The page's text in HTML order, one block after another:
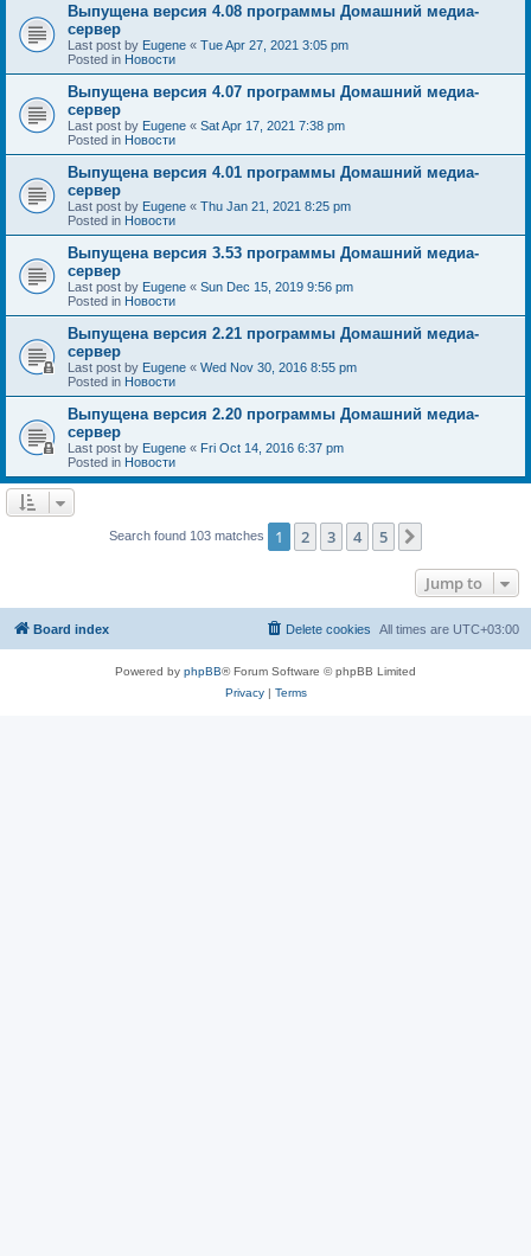
Выпущена версия 4.08 программы Домашний медиа-
сервер
Last post by Eugene « Tue Apr 27, 2021 3:05 pm
Posted in Новости
Выпущена версия 4.07 программы Домашний медиа-
сервер
Last post by Eugene « Sat Apr 17, 2021 7:38 pm
Posted in Новости
Выпущена версия 4.01 программы Домашний медиа-
сервер
Last post by Eugene « Thu Jan 21, 2021 8:25 pm
Posted in Новости
Выпущена версия 3.53 программы Домашний медиа-
сервер
Last post by Eugene « Sun Dec 15, 2019 9:56 pm
Posted in Новости
Выпущена версия 2.21 программы Домашний медиа-
сервер
Last post by Eugene « Wed Nov 30, 2016 8:55 pm
Posted in Новости
Выпущена версия 2.20 программы Домашний медиа-
сервер
Last post by Eugene « Fri Oct 14, 2016 6:37 pm
Posted in Новости
Search found 103 matches 1 2 3 4 5
Jump to
Board index All times are UTC+03:00
Delete cookies
Powered by phpBB® Forum Software © phpBB Limited
Privacy| Terms